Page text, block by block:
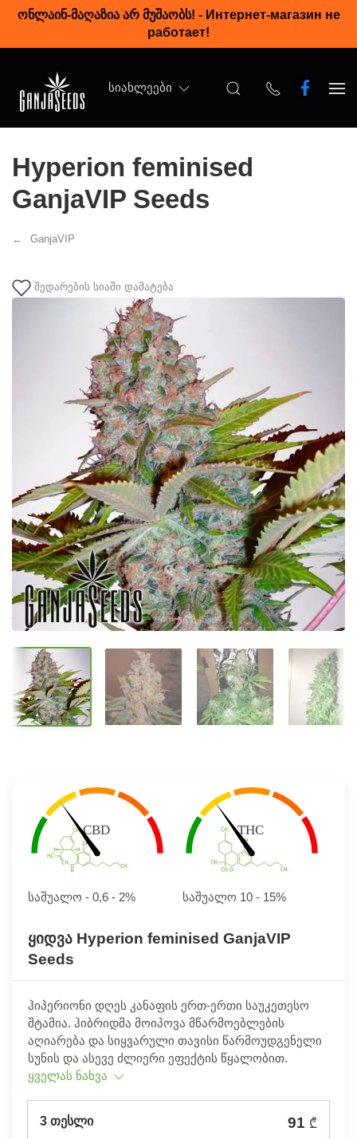
ონლაინ-მაღაზია არ მუშაობს! - Интернет-магазин не
работает!
ᲡᲘᲐᲮᲚᲔᲔᲑᲘ
Hyperion feminised
GanjaVIP Seeds
GanjaVIP
შედარების სიაში დამატება
საშუალო - 0,6 - 2% საშუალო 10 - 15%
ყიდვა Hyperion feminised GanjaVIP
Seeds
ჰიპერიონი დღეს კანაფის ერთ-ერთი საუკეთესო
შტამია. ჰიბრიდმა მოიპოვა მწარმოებლების
აღიარება და სიყვარული თავისი წარმოუდგენელი
სუნის და ასევე ძლიერი ეფექტის წყალობით.
ყველას ნახვა
3 თესლი 91 ₾